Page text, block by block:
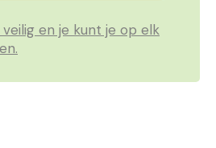
en je kunt je op elk